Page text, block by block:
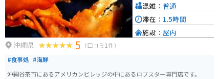
ても知られています。道の駅周辺には、パイナップルパークなどの観光農園
もあり、旬のフルーツ狩りを楽しむこともできます。
沖縄県 5 （口コミ1件）
#食事処 #海鮮
沖縄谷茶市にあるアメリカンビレッジの中にあるロブスター専門店です。
混雑： 普通
滞在： 1.5時間
施設： 屋内